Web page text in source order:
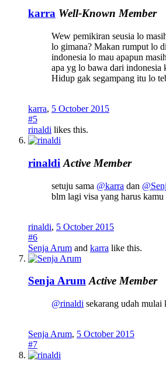
karra Well-Known Member
Wew pemikiran seusia lo
lo gimana? Makan rumput lo
indonesia lo mau apapun
apa yg lo bawa dari indonesia
Hidup gak segampang itu lo
karra, 5 October 2015
#5
rinaldi likes this.
rinaldi Active Member
setuju sama @karra dan
blm lagi visa yang harus
rinaldi, 5 October 2015
#6
Senja Arum and karra like this.
Senja Arum Active Member
@rinaldi sekarang udah mulai
Senja Arum, 5 October 2015
#7